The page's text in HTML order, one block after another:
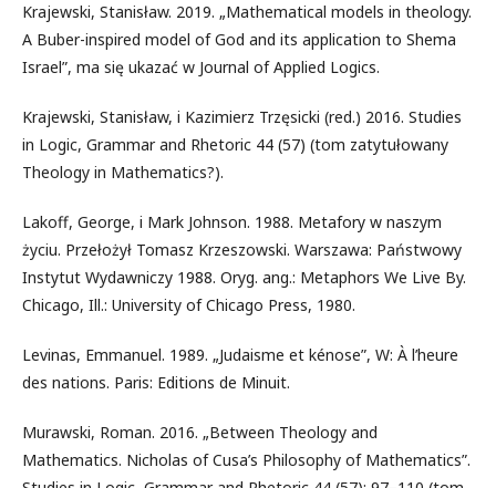
Krajewski, Stanisław. 2019. „Mathematical models in theology.
A Buber-inspired model of God and its application to Shema
Israel”, ma się ukazać w Journal of Applied Logics.
Krajewski, Stanisław, i Kazimierz Trzęsicki (red.) 2016. Studies
in Logic, Grammar and Rhetoric 44 (57) (tom zatytułowany
Theology in Mathematics?).
Lakoff, George, i Mark Johnson. 1988. Metafory w naszym
życiu. Przełożył Tomasz Krzeszowski. Warszawa: Państwowy
Instytut Wydawniczy 1988. Oryg. ang.: Metaphors We Live By.
Chicago, Ill.: University of Chicago Press, 1980.
Levinas, Emmanuel. 1989. „Judaisme et kénose”, W: À l’heure
des nations. Paris: Editions de Minuit.
Murawski, Roman. 2016. „Between Theology and
Mathematics. Nicholas of Cusa’s Philosophy of Mathematics”.